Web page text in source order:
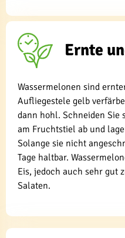
Ernte
Wassermelonen sind
Aufliegestele gelb
dann hohl. Schneiden Sie
am Fruchtstiel ab und
Solange sie nicht
Tage haltbar.
Eis, jedoch auch sehr gut
Salaten.